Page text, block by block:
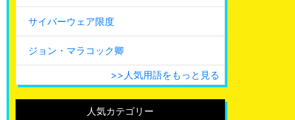
サイバーウェア限度
ジョン・マラコック卿
>>人気用語をもっと見る
人気カテゴリー